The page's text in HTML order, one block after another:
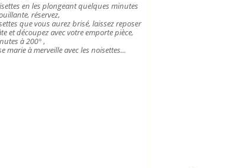
en les plongeant quelques minutes
réservez,
que vous aurez brisé, laissez reposer
et découpez avec votre emporte pièce,
à 200° ,
marie à merveille avec les noisettes...